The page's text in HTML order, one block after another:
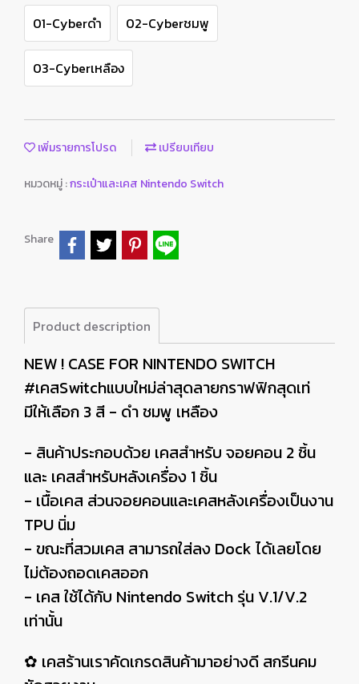
01-Cyberดำ 02-Cyberชมพู
03-Cyberเหลือง
เพิ่มรายการโปรด เปรียบเทียบ
หมวดหมู่ :กระเป๋าและเคส Nintendo Switch
Share
Product description
NEW ! CASE FOR NINTENDO SWITCH
#เคสSwitchแบบใหม่ล่าสุดลายกราฟฟิกสุดเท่
มีให้เลือก 3 สี - ดำ ชมพู เหลือง
- สินค้าประกอบด้วย เคสสำหรับ จอยคอน 2 ชิ้น
และ เคสสำหรับหลังเครื่อง 1 ชิ้น
- เนื้อเคส ส่วนจอยคอนและเคสหลังเครื่องเป็นงาน
TPU นิ่ม
- ขณะที่สวมเคส สามารถใส่ลง Dock ได้เลยโดย
ไม่ต้องถอดเคสออก
- เคส ใช้ได้กับ Nintendo Switch รุ่น V.1/V.2
เท่านั้น
✿ เคสร้านเราคัดเกรดสินค้ามาอย่างดี สกรีนคม